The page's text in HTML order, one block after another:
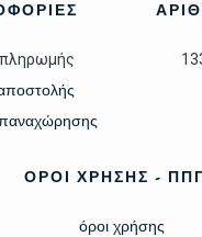
ΟΡΟΙ ΧΡΗΣΗΣ -
όροι χρήσης